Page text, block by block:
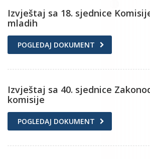
Izvještaj sa 18. sjednice
mladih
POGLEDAJ DOKUMENT
Izvještaj sa 40. sjednice
komisije
POGLEDAJ DOKUMENT